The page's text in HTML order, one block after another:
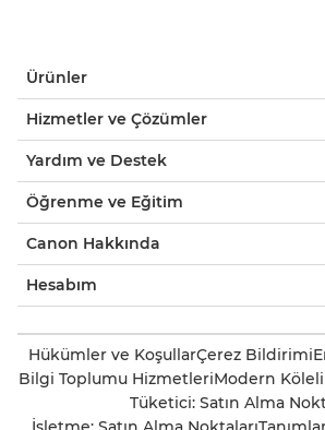
Ürünler
Hizmetler ve Çözümler
Yardım ve Destek
Öğrenme ve Eğitim
Canon Hakkında
Hesabım
Hükümler ve KoşullarÇerez Bildirimi
Bilgi Toplumu HizmetleriModern
Tüketici: Satın Alma